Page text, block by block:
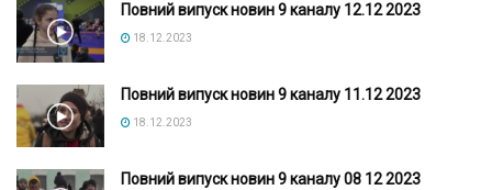
Повний випуск новин 9 каналу 12.12 2023
18.12.2023
Повний випуск новин 9 каналу 11.12 2023
18.12.2023
Повний випуск новин 9 каналу 08 12 2023